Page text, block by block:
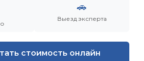
🚗
Выезд эксперта
стоимость онлайн